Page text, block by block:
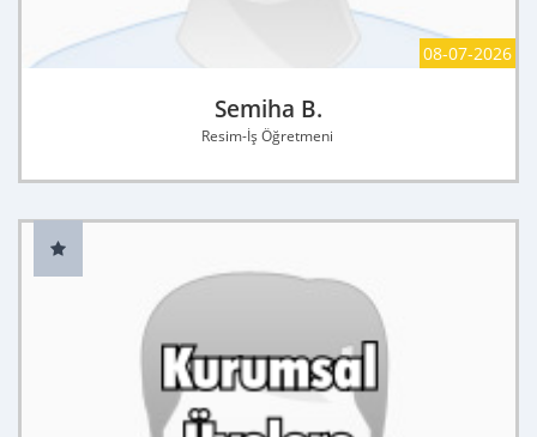
08-07-2026
Semiha B.
Resim-İş Öğretmeni